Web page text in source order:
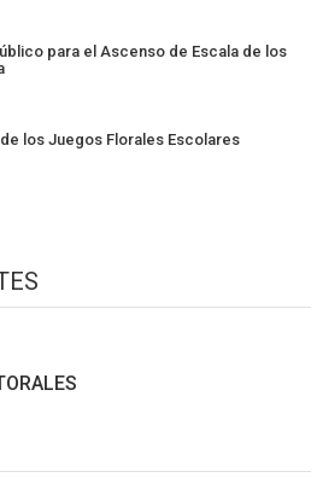
para el Ascenso de Escala de los
los Juegos Florales Escolares